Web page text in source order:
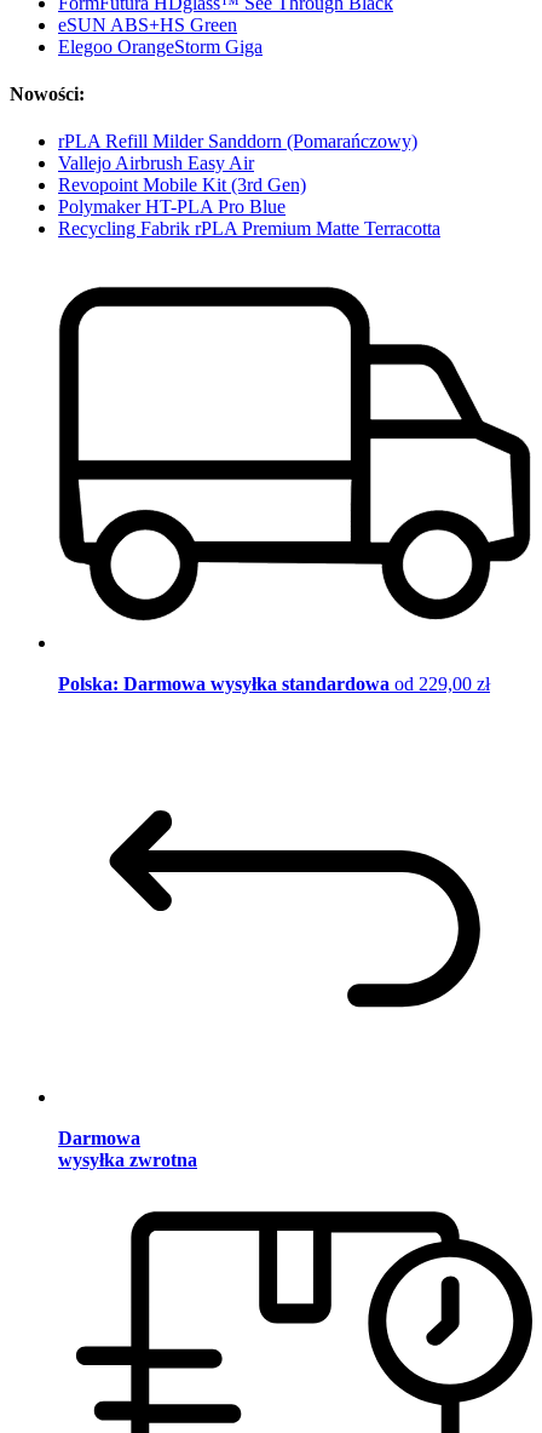
eSUN ABS+HS Green
Elegoo OrangeStorm Giga
Nowości:
rPLA Refill Milder Sanddorn (Pomarańczowy)
Vallejo Airbrush Easy Air
Revopoint Mobile Kit (3rd Gen)
Polymaker HT-PLA Pro Blue
Recycling Fabrik rPLA Premium Matte Terracotta
Polska: Darmowa wysyłka standardowa od 229,00 zł
Darmowa
wysyłka zwrotna